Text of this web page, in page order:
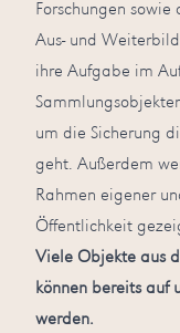
Forschungen
Aus- und
ihre Aufgabe im
um die Sicherung
geht. Außerdem
Rahmen eigener
Öffentlichkeit
Viele Objekte aus
können bereits auf
werden.